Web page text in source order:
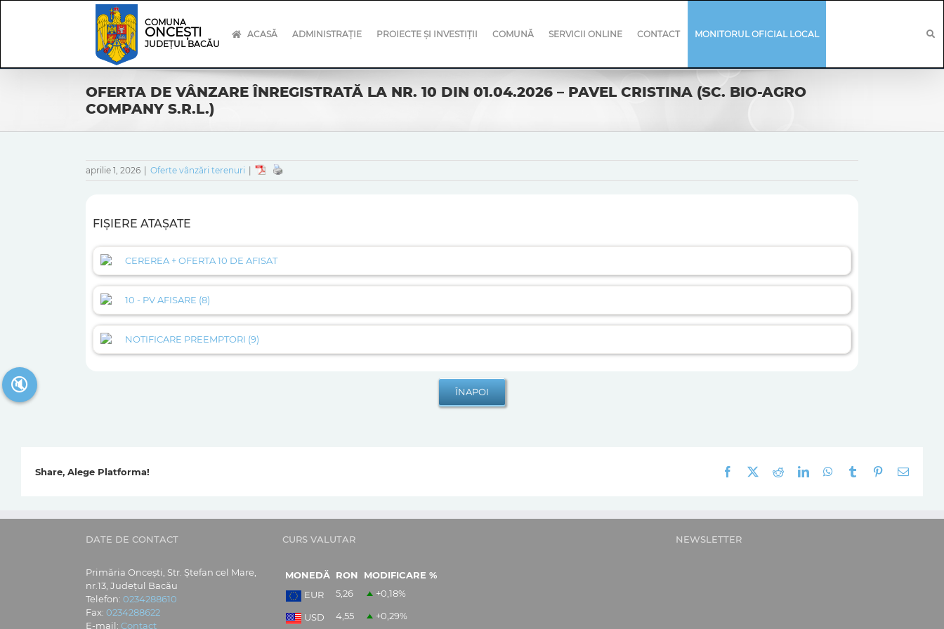
COMUNA
ONCEȘTI
JUDEȚUL BACĂU
ACASĂ ADMINISTRAȚIE PROIECTE ȘI INVESTIȚII COMUNĂ SERVICII ONLINE CONTACT MONITORUL OFICIAL LOCAL
OFERTA DE VÂNZARE ÎNREGISTRATĂ LA NR. 10 DIN 01.04.2026 – PAVEL CRISTINA (SC. BIO-AGRO
COMPANY S.R.L.)
aprilie 1, 2026 Oferte vânzări terenuri
FIȘIERE ATAȘATE
CEREREA + OFERTA 10 DE AFISAT
10 - PV AFISARE (8)
NOTIFICARE PREEMPTORI (9)
Share, Alege Platforma! Facebook RedditLinkedInWhatsApp
Tumblr Pinterest
E-
DATE DE CONTACT
Primăria Oncești, Str. Ștefan cel Mare,
nr.13, Județul Bacău
Telefon: 0234288610
Fax: 0234288622
E-mail: Contact
CURS VALUTAR
MONEDĂ RON
MODIFICARE %
EUR
5,26 +0,18%
USD 4,55 +0,29%
NEWSLETTER
🔇